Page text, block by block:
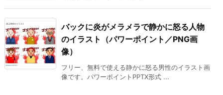
バックに炎がメラメラで静かに怒る人物
のイラスト（パワーポイント／PNG画
像）
フリー、無料で使える静かに怒る男性のイラスト画
像です。パワーポイントPPTX形式 ...